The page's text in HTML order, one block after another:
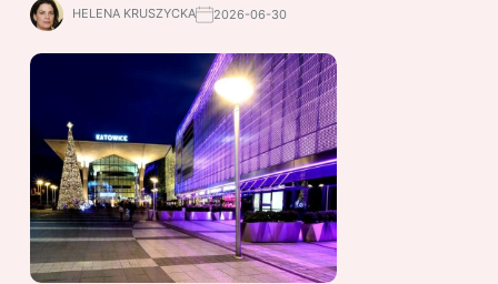
HELENA KRUSZYCKA 2026-06-30